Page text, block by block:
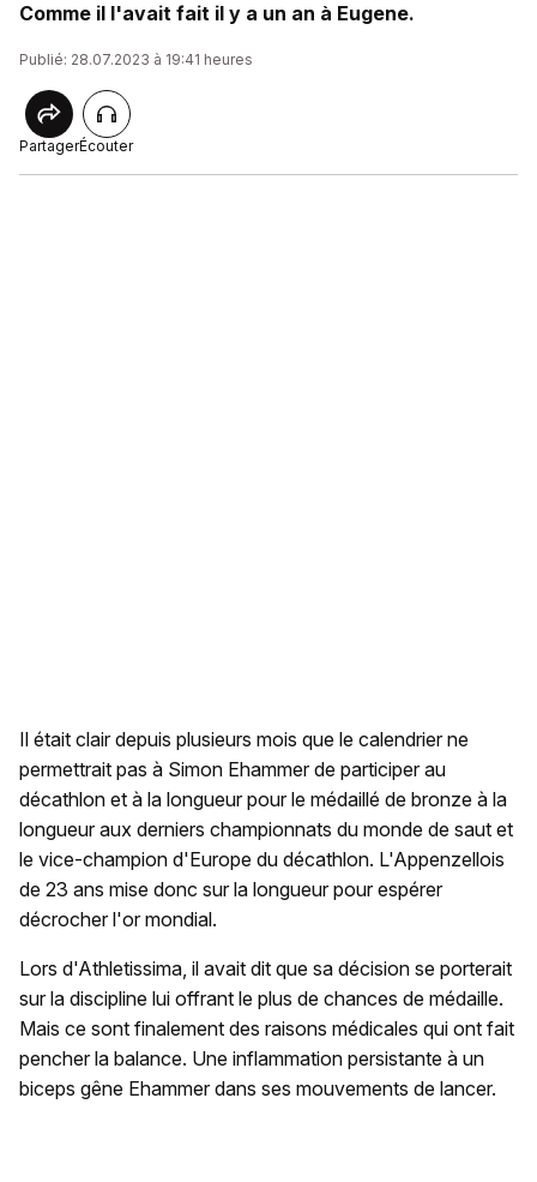
Comme il l'avait fait il y a un an à Eugene.
Publié: 28.07.2023 à 19:41 heures
PartagerÉcouter
Il était clair depuis plusieurs mois que le calendrier ne
permettrait pas à Simon Ehammer de participer au
décathlon et à la longueur pour le médaillé de bronze à la
longueur aux derniers championnats du monde de saut et
le vice-champion d'Europe du décathlon. L'Appenzellois
de 23 ans mise donc sur la longueur pour espérer
décrocher l'or mondial.
Lors d'Athletissima, il avait dit que sa décision se porterait
sur la discipline lui offrant le plus de chances de médaille.
Mais ce sont finalement des raisons médicales qui ont fait
pencher la balance. Une inflammation persistante à un
biceps gêne Ehammer dans ses mouvements de lancer.